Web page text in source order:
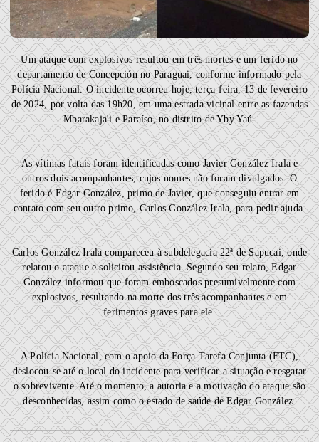
Um ataque com explosivos resultou em três mortes e um ferido no
departamento de Concepción no Paraguai, conforme informado pela
Polícia Nacional. O incidente ocorreu hoje, terça-feira, 13 de fevereiro
de 2024, por volta das 19h20, em uma estrada vicinal entre as fazendas
Mbarakaja'i e Paraíso, no distrito de Yby Yaú.
As vítimas fatais foram identificadas como Javier González Irala e
outros dois acompanhantes, cujos nomes não foram divulgados. O
ferido é Edgar González, primo de Javier, que conseguiu entrar em
contato com seu outro primo, Carlos González Irala, para pedir ajuda.
Carlos González Irala compareceu à subdelegacia 22ª de Sapucai, onde
relatou o ataque e solicitou assistência. Segundo seu relato, Edgar
González informou que foram emboscados presumivelmente com
explosivos, resultando na morte dos três acompanhantes e em
ferimentos graves para ele.
A Polícia Nacional, com o apoio da Força-Tarefa Conjunta (FTC),
deslocou-se até o local do incidente para verificar a situação e resgatar
o sobrevivente. Até o momento, a autoria e a motivação do ataque são
desconhecidas, assim como o estado de saúde de Edgar González.